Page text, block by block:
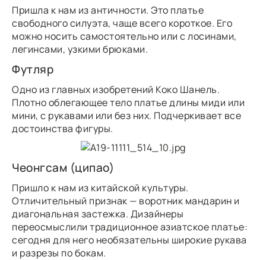
Пришла к нам из античности. Это платье
свободного силуэта, чаще всего короткое. Его
можно носить самостоятельно или с лосинами,
легинсами, узкими брюками.
Футляр
Одно из главных изобретений Коко Шанель.
Плотно облегающее тело платье длины миди или
мини, с рукавами или без них. Подчеркивает все
достоинства фигуры.
Чеонгсам (ципао)
Пришло к нам из китайской культуры.
Отличительный признак — воротник мандарин и
диагональная застежка. Дизайнеры
переосмыслили традиционное азиатское платье:
сегодня для него необязательны широкие рукава
и разрезы по бокам.